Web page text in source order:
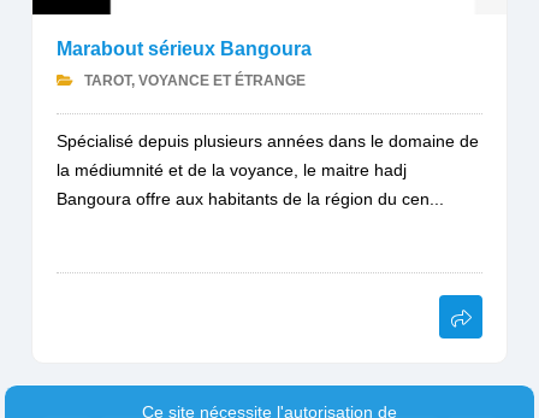
Marabout sérieux Bangoura
TAROT, VOYANCE ET ÉTRANGE
Spécialisé depuis plusieurs années dans le domaine de
la médiumnité et de la voyance, le maitre hadj
Bangoura offre aux habitants de la région du cen...
Ce site nécessite l'autorisation de